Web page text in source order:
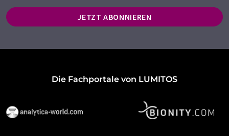
JETZT ABONNIEREN
Die Fachportale von LUMITOS